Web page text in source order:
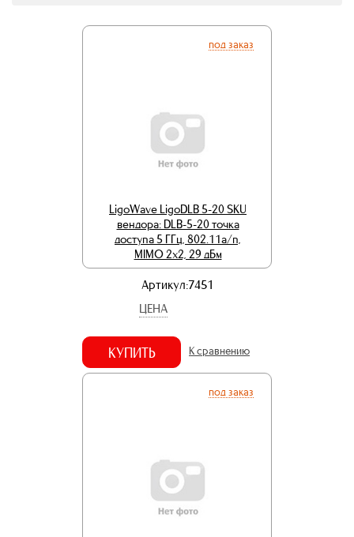
под заказ
LigoWave LigoDLB 5-20 SKU
вендора: DLB-5-20 точка
доступа 5 ГГц, 802.11a/n,
MIMO 2x2, 29 дБм
Артикул:7451
ЦЕНА
КУПИТЬ К сравнению
под заказ